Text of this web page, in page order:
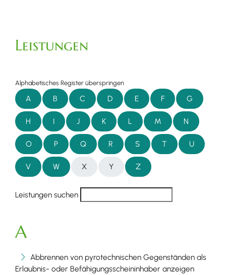
Leistungen
Alphabetisches Register überspringen
A B C D E F G
H I J K L M N
O P Q R S T U
V W X Y Z
Leistungen suchen
A
Abbrennen von pyrotechnischen Gegenständen als
Erlaubnis- oder Befähigungsscheininhaber anzeigen